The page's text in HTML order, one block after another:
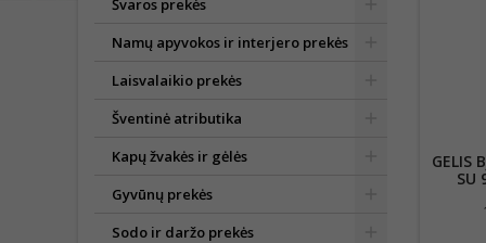
Švaros prekės
Namų apyvokos ir interjero prekės
Laisvalaikio prekės
Šventinė atributika
Kapų žvakės ir gėlės
Gyvūnų prekės
Sodo ir daržo prekės
GELIS
SU